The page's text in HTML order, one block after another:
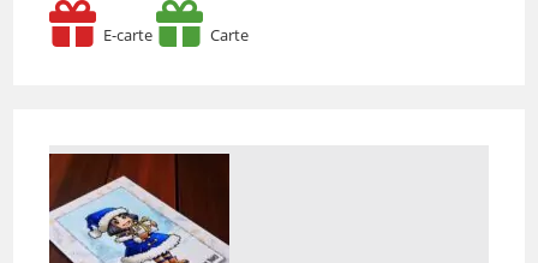
E-carte Carte